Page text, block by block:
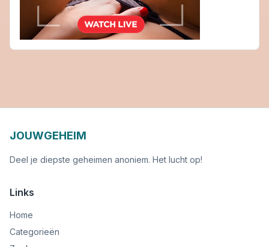
JOUWGEHEIM
Deel je diepste geheimen anoniem. Het lucht op!
Links
Home
Categorieën